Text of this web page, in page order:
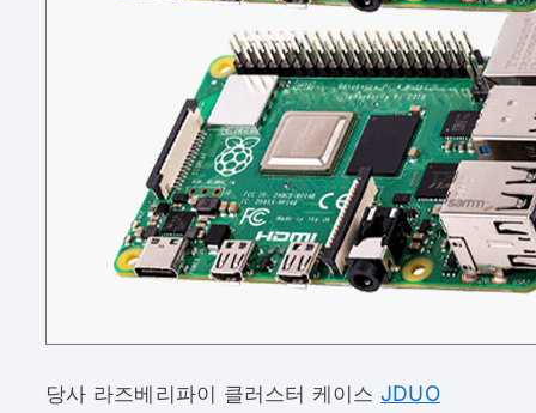
당사 라즈베리파이 클러스터 케이스 JDUO